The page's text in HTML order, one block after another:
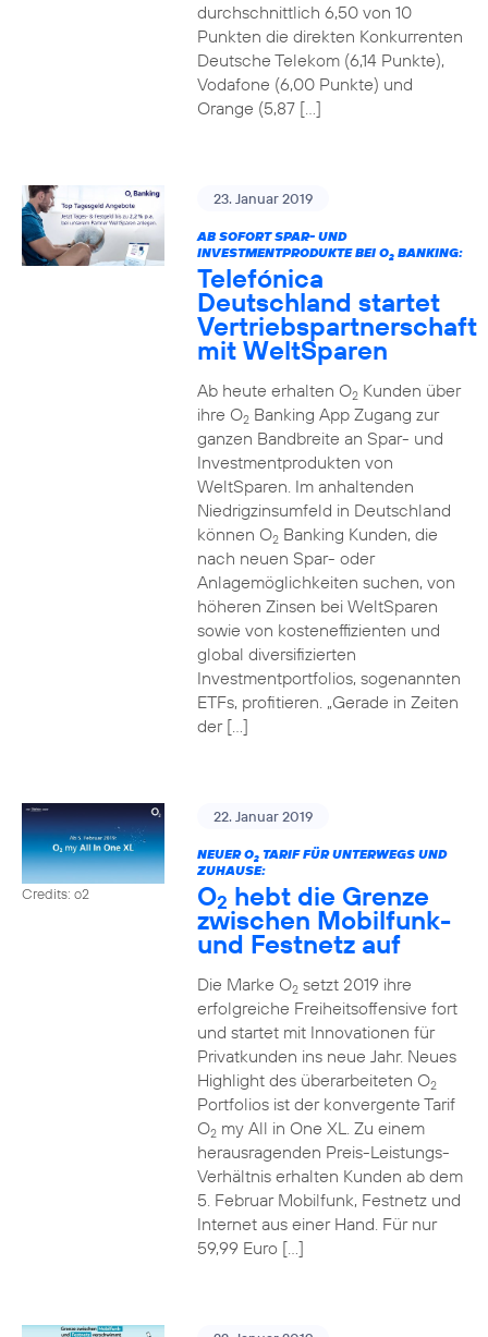
durchschnittlich 6,50 von 10
Punkten die direkten Konkurrenten
Deutsche Telekom (6,14 Punkte),
Vodafone (6,00 Punkte) und
Orange (5,87 […]
23. Januar 2019
AB SOFORT SPAR- UND
INVESTMENTPRODUKTE BEI O2BANKING:
Telefónica
Deutschland startet
Vertriebspartnerschaft
mit WeltSparen
Ab heute erhalten O2Kunden über
ihre O2Banking App Zugang zur
ganzen Bandbreite an Spar- und
Investmentprodukten von
WeltSparen. Im anhaltenden
Niedrigzinsumfeld in Deutschland
können O2Banking Kunden, die
nach neuen Spar- oder
Anlagemöglichkeiten suchen, von
höheren Zinsen bei WeltSparen
sowie von kosteneffizienten und
global diversifizierten
Investmentportfolios, sogenannten
ETFs, profitieren. „Gerade in Zeiten
der […]
Credits: o2
22. Januar 2019
NEUER O2TARIF FÜR UNTERWEGS UND
ZUHAUSE:
O2 hebt die Grenze
zwischen Mobilfunk-
und Festnetz auf
Die Marke O2setzt 2019 ihre
erfolgreiche Freiheitsoffensive fort
und startet mit Innovationen für
Privatkunden ins neue Jahr. Neues
Highlight des überarbeiteten O2
Portfolios ist der konvergente Tarif
O2my All in One XL. Zu einem
herausragenden Preis-Leistungs-
Verhältnis erhalten Kunden ab dem
5. Februar Mobilfunk, Festnetz und
Internet aus einer Hand. Für nur
59,99 Euro […]